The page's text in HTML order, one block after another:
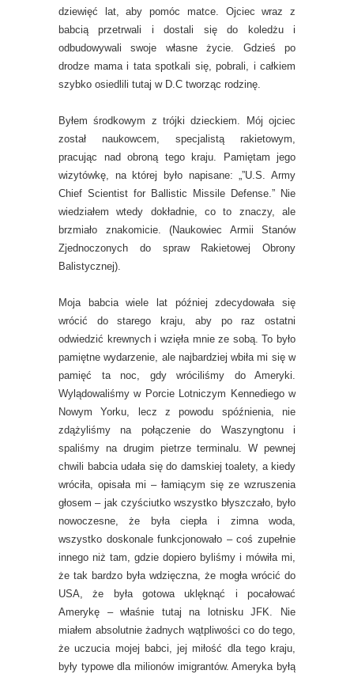
dziewięć lat, aby pomóc matce. Ojciec wraz z
babcią przetrwali i dostali się do koledżu i
odbudowywali swoje własne życie. Gdzieś po
drodze mama i tata spotkali się, pobrali, i całkiem
szybko osiedlili tutaj w D.C tworząc rodzinę.
Byłem środkowym z trójki dzieckiem. Mój ojciec
został naukowcem, specjalistą rakietowym,
pracując nad obroną tego kraju. Pamiętam jego
wizytówkę, na której było napisane: „”U.S. Army
Chief Scientist for Ballistic Missile Defense.” Nie
wiedziałem wtedy dokładnie, co to znaczy, ale
brzmiało znakomicie. (Naukowiec Armii Stanów
Zjednoczonych do spraw Rakietowej Obrony
Balistycznej).
Moja babcia wiele lat później zdecydowała się
wrócić do starego kraju, aby po raz ostatni
odwiedzić krewnych i wzięła mnie ze sobą. To było
pamiętne wydarzenie, ale najbardziej wbiła mi się w
pamięć ta noc, gdy wróciliśmy do Ameryki.
Wylądowaliśmy w Porcie Lotniczym Kennediego w
Nowym Yorku, lecz z powodu spóźnienia, nie
zdążyliśmy na połączenie do Waszyngtonu i
spaliśmy na drugim pietrze terminalu. W pewnej
chwili babcia udała się do damskiej toalety, a kiedy
wróciła, opisała mi – łamiącym się ze wzruszenia
głosem – jak czyściutko wszystko błyszczało, było
nowoczesne, że była ciepła i zimna woda,
wszystko doskonale funkcjonowało – coś zupełnie
innego niż tam, gdzie dopiero byliśmy i mówiła mi,
że tak bardzo była wdzięczna, że mogła wrócić do
USA, że była gotowa uklęknąć i pocałować
Amerykę – właśnie tutaj na lotnisku JFK. Nie
miałem absolutnie żadnych wątpliwości co do tego,
że uczucia mojej babci, jej miłość dla tego kraju,
były typowe dla milionów imigrantów. Ameryka byłą